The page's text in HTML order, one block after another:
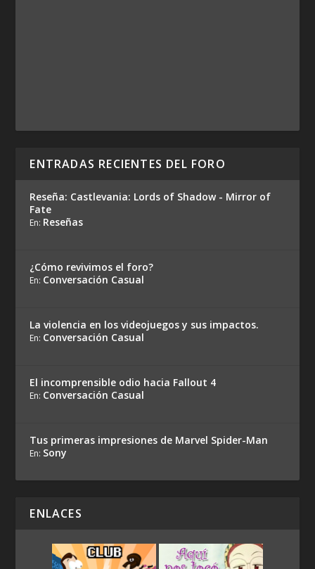
ENTRADAS RECIENTES DEL FORO
Reseña: Castlevania: Lords of Shadow - Mirror of
Fate
En: Reseñas
¿Cómo revivimos el foro?
En: Conversación Casual
La violencia en los videojuegos y sus impactos.
En: Conversación Casual
El incomprensible odio hacia Fallout 4
En: Conversación Casual
Tus primeras impresiones de Marvel Spider-Man
En: Sony
ENLACES